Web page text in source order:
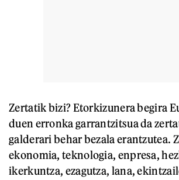
Zertatik bizi?Etorkizunera begira
duen erronka garrantzitsua da
galderari behar bezala erantzutea.
ekonomia, teknologia, enpresa,
ikerkuntza, ezagutza, lana,